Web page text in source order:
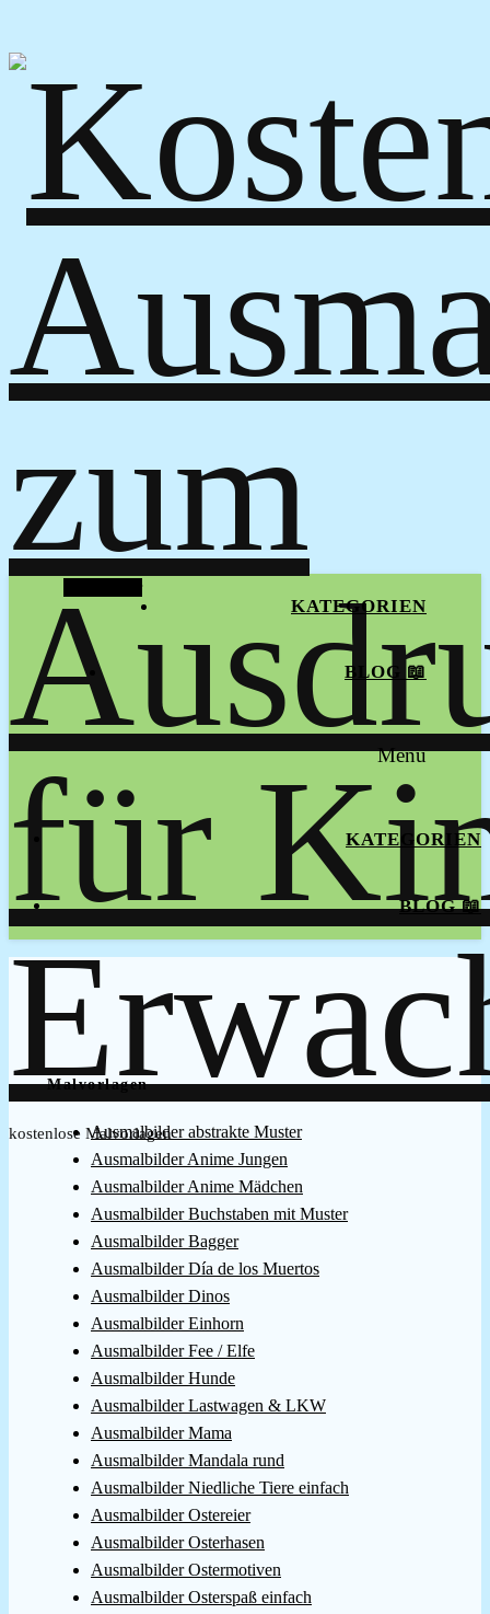
kostenlose Malvorlagen
KATEGORIEN
BLOG 📖
Menu
KATEGORIEN
BLOG 📖
Malvorlagen
Ausmalbilder abstrakte Muster
Ausmalbilder Anime Jungen
Ausmalbilder Anime Mädchen
Ausmalbilder Buchstaben mit Muster
Ausmalbilder Bagger
Ausmalbilder Día de los Muertos
Ausmalbilder Dinos
Ausmalbilder Einhorn
Ausmalbilder Fee / Elfe
Ausmalbilder Hunde
Ausmalbilder Lastwagen & LKW
Ausmalbilder Mama
Ausmalbilder Mandala rund
Ausmalbilder Niedliche Tiere einfach
Ausmalbilder Ostereier
Ausmalbilder Osterhasen
Ausmalbilder Ostermotiven
Ausmalbilder Osterspaß einfach